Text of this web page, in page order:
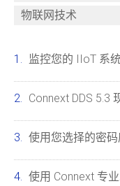
物联网技术
监控您的 IIoT 系
Connext DDS 5.3
使用您选择的密码
使用 Connext 专